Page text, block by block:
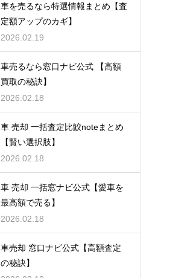
車を売るなら特選情報まとめ【査
定額アップのカギ】
2026.02.19
車売るなら窓口ナビ公式 【高額
買取の秘訣】
2026.02.18
車 売却 一括査定比鮫noteまとめ
【賢い選択肢】
2026.02.18
車 売却 一括窓ナビ公式【愛車を
最高額で売る】
2026.02.18
車売却 窓口ナビ公式【高額査定
の秘訣】